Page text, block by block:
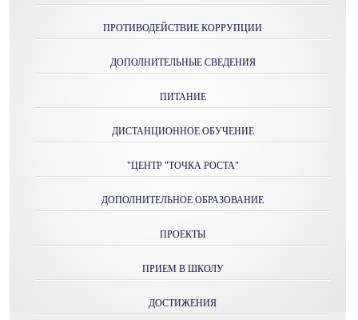
ПРОТИВОДЕЙСТВИЕ КОРРУПЦИИ
ДОПОЛНИТЕЛЬНЫЕ СВЕДЕНИЯ
ПИТАНИЕ
ДИСТАНЦИОННОЕ ОБУЧЕНИЕ
"ЦЕНТР "ТОЧКА РОСТА"
ДОПОЛНИТЕЛЬНОЕ ОБРАЗОВАНИЕ
ПРОЕКТЫ
ПРИЕМ В ШКОЛУ
ДОСТИЖЕНИЯ